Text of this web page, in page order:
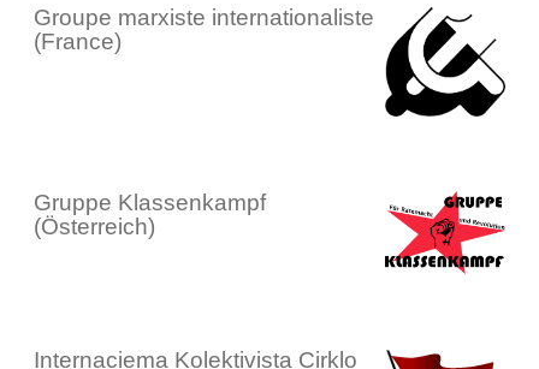
Groupe marxiste internationaliste
(France)
Gruppe Klassenkampf
(Österreich)
Internaciema Kolektivista Cirklo